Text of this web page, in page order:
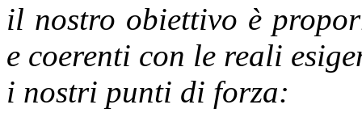
il nostro obiettivo è
e coerenti con le reali
i nostri punti di forza: